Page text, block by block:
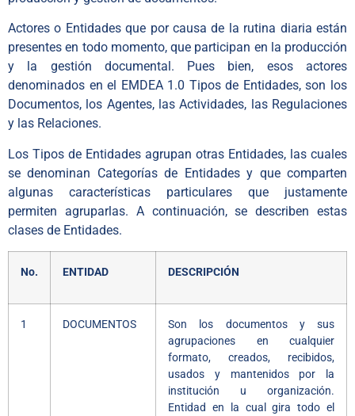
Actores o Entidades que por causa de la rutina diaria están
presentes en todo momento, que participan en la producción
y la gestión documental. Pues bien, esos actores
denominados en el EMDEA 1.0 Tipos de Entidades, son los
Documentos, los Agentes, las Actividades, las Regulaciones
y las Relaciones.
Los Tipos de Entidades agrupan otras Entidades, las cuales
se denominan Categorías de Entidades y que comparten
algunas características particulares que justamente
permiten agruparlas. A continuación, se describen estas
clases de Entidades.
No. ENTIDAD DESCRIPCIÓN
1 DOCUMENTOS
Son los documentos y sus
agrupaciones en cualquier
formato, creados, recibidos,
usados y mantenidos por la
institución u organización.
Entidad en la cual gira todo el